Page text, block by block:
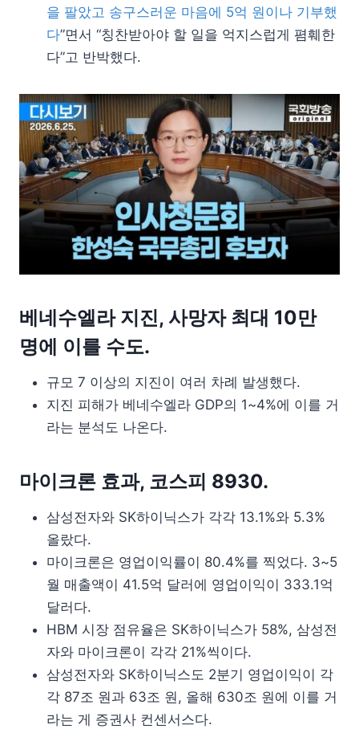
을 팔았고 송구스러운 마음에 5억 원이나 기부했
다”면서 “칭찬받아야 할 일을 억지스럽게 폄훼한
다”고 반박했다.
베네수엘라 지진, 사망자 최대 10만
명에 이를 수도.
규모 7 이상의 지진이 여러 차례 발생했다.
지진 피해가 베네수엘라 GDP의 1~4%에 이를 거
라는 분석도 나온다.
마이크론 효과, 코스피 8930.
삼성전자와 SK하이닉스가 각각 13.1%와 5.3%
올랐다.
마이크론은 영업이익률이 80.4%를 찍었다. 3~5
월 매출액이 41.5억 달러에 영업이익이 333.1억
달러다.
HBM 시장 점유율은 SK하이닉스가 58%, 삼성전
자와 마이크론이 각각 21%씩이다.
삼성전자와 SK하이닉스도 2분기 영업이익이 각
각 87조 원과 63조 원, 올해 630조 원에 이를 거
라는 게 증권사 컨센서스다.